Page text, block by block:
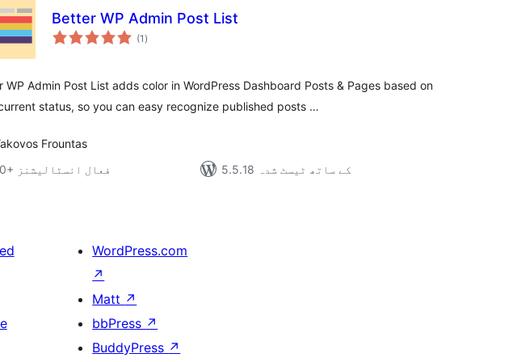
Better WP Admin Post List
(1 مجموعی
درجہ
)
WP Admin Post List adds color in WordPress Dashboard Posts & Pages based on
status, so you can easy recognize published posts …
Frountas
10+ فعال انسٹالیشنز
5.5.18 کے ساتھ ٹیسٹ شدہ
WordPress.com
↗
Matt ↗
bbPress ↗
BuddyPress ↗